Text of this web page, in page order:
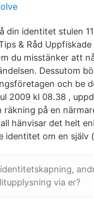
din identitet stulen
& Råd
du misstänker att
Dessutom
och be
2009 kl 08.38 ,
räkning på en
hänvisar det helt
identitet om en själv
via er?